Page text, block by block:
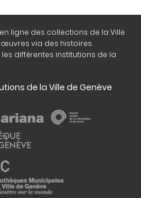
ligne des collections de la Ville
œuvres via des histoires
différentes institutions de la
de la Ville de Genève